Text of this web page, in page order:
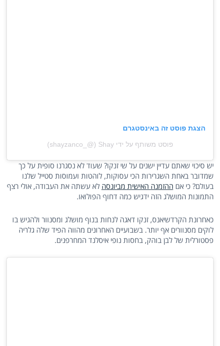
הצגת פוסט זה באינסטגרם
פוסט משותף על ידי ‏‎Shay‎‏ (@‏‎shayzanco_‎‏)
יש סיכוי שאתם עדיין ישנים על שי זנקו? שעוד לא נסגרנו סופית על כך
שמדובר באחת השגרירות הכי עסוקות, לוהטות ועמוסות סטייל שלנו
בעולם? כי אם ההזמנה האישית מביונסה לא עשתה את העבודה, אולי רצף
התמונות המושלג הזה ידגיש כמה דחוף הפולואו.
כאחרונת הקרדשיאנס, זנקו דאגה לנחות בנוף מושלג ומסנוור ולהגיש בו
לוקים מסנוורים אף יותר. בשבועיים האחרונים מהווה הפיד שלה גלריה
פסטורלית של לבן בוהק, בחסות נופי איסלנד המחרפנים.